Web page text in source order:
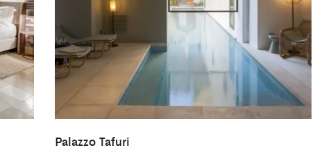
Palazzo Tafuri